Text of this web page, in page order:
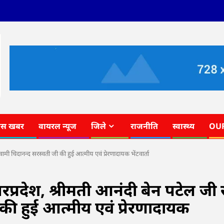
खबर वायरल न्यूज जिले राजनीति स्वास्थ्य
चिदानन्द सरस्वती जी की हुई आत्मीय एवं प्रेरणादायक भेंटवार्ता
श्रीमती आनंदी बेन पटेल जी
हुई आत्मीय एवं प्रेरणादायक